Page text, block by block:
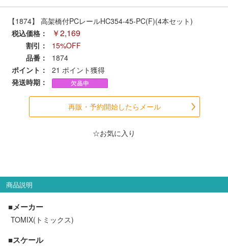
新規会員登録
会員ランクについて
会社概要
レビューについて
© 2026 Mid Japan, Inc.
【1874】 高架橋付PCレールHC354-45-PC(F)(4本セット)
税込価格：
￥2,169
割引：
15%OFF
品番：
1874
ポイント：
21 ポイント獲得
発送時期：
再販・予約開始したらメール
☆お気に入り
商品説明
■メーカー
TOMIX(トミックス)
■スケール